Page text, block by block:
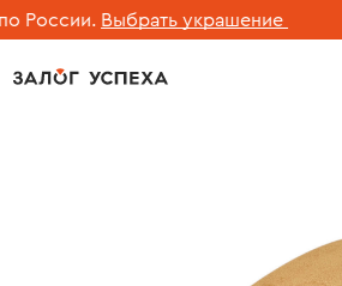
Выбрать украшение